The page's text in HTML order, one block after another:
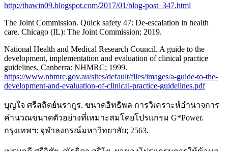
http://thawin09.blogspot.com/2017/01/blog-post_347.html
The Joint Commission. Quick safety 47: De-escalation in health
care. Chicago (IL): The Joint Commission; 2019.
National Health and Medical Research Council. A guide to the
development, implementation and evaluation of clinical practice
guidelines. Canberra: NHMRC; 1999.
https://www.nhmrc.gov.au/sites/default/files/images/a-guide-to-the-
development-and-evaluation-of-clinical-practice-guidelines.pdf
บุญใจ ศรีสถิตย์นรากูร. ขนาดอิทธิพล การวิเคราะห์อำนาจการ
คำนวณขนาดตัวอย่างที่เหมาะสมโดยโปรแกรม G*Power.
กรุงเทพฯ: จุฬาลงกรณ์มหาวิทยาลัย; 2563.